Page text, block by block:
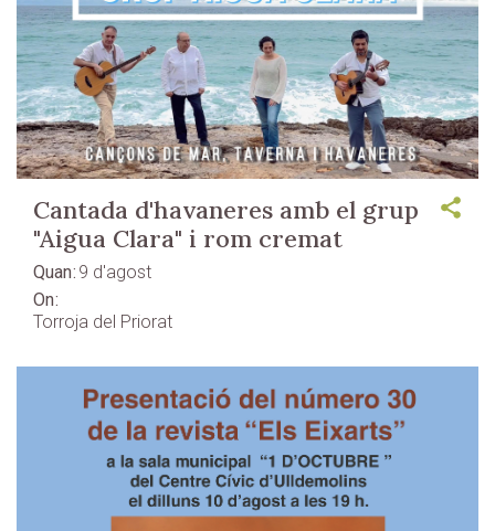
Cantada d'havaneres amb el grup
"Aigua Clara" i rom cremat
Quan 9 d'agost
On
Torroja del Priorat